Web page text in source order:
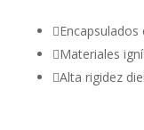
Encapsulados
Materiales
Alta rigidez